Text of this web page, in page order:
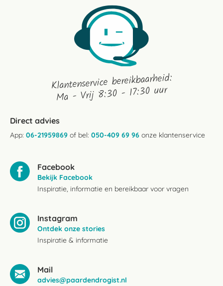
Klantenservice bereikbaarheid:
Ma - Vrij 8:30 - 17:30 uur
Direct advies
App: 06-21959869 of bel: 050-409 69 96 onze klantenservice
Facebook
Bekijk Facebook
Inspiratie, informatie en bereikbaar voor vragen
Instagram
Ontdek onze stories
Inspiratie & informatie
Mail
advies@paardendrogist.nl